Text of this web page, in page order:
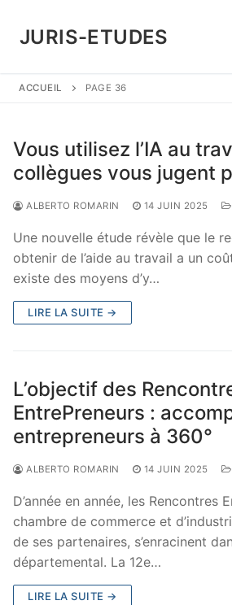
contenu
JURIS-ETUDES
ACCUEIL PAGE 36
Vous utilisez l’IA au
collègues vous jugent
ALBERTO ROMARIN 14 JUIN 2025
Une nouvelle étude révèle que le
obtenir de l’aide au travail a un
existe des moyens d’y…
LIRE LA SUITE →
L’objectif des
EntrePreneurs :
entrepreneurs à 360°
ALBERTO ROMARIN 14 JUIN 2025
D’année en année, les Rencontres
chambre de commerce et
de ses partenaires, s’enracinent
départemental. La 12e…
LIRE LA SUITE →